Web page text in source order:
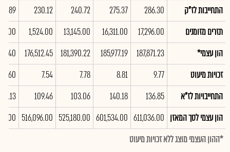
התחייבות לז"ק
286.30
275.37
240.72
230.12
תזרים מזומנים
17,296.00
16,311.00
13,145.00
1,524.00
הון עצמי*
187,871.23
185,977.19
181,390.22
176,512.45
זכויות מיעוט
9.77
8.81
7.78
7.54
7.60
התחייבויות לז"א
136.85
140.18
103.06
109.46
116.13
הון עצמי לסך המאזן 611,036.00
601,534.00
525,180.00
516,096.00
*ההון העצמי מוצג ללא זכויות מיעוט